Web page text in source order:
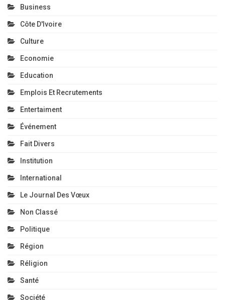
Business
Côte D'Ivoire
Culture
Economie
Education
Emplois Et Recrutements
Entertaiment
Événement
Fait Divers
Institution
International
Le Journal Des Vœux
Non Classé
Politique
Région
Réligion
Santé
Société